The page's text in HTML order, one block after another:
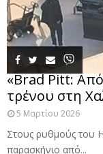
«Brad Pitt:
τρένου στη
5 Μαρτίου 2026
Στους ρυθμούς του
παρασκήνιο από...